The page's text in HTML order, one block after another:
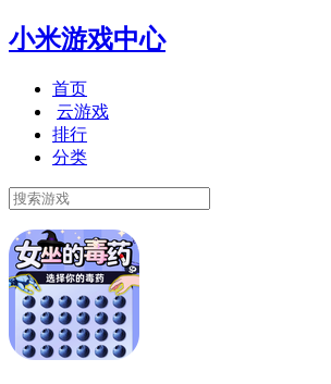
小米游戏中心
首页
云游戏
排行
分类